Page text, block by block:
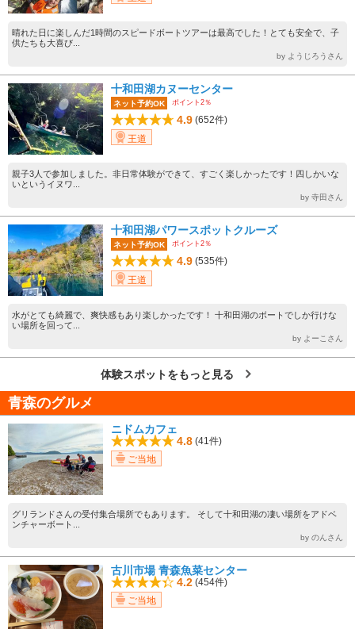
晴れた日に楽しんだ1時間のスピードボートツアーは最高でした！とても安全で、子
供たちも大喜び...
by ようじろうさん
十和田湖カヌーセンター
ネット予約OK ポイント2％
4.9 (652件)
王道
親子3人で参加しました。非日常体験ができて、すごく楽しかったです！四しかいな
いというイヌワ...
by 寺田さん
十和田湖パワースポットクルーズ
ネット予約OK ポイント2％
4.9 (535件)
王道
水がとても綺麗で、爽快感もあり楽しかったです！ 十和田湖のボートでしか行けな
い場所を回って...
by よーこさん
体験スポットをもっと見る
青森のグルメ
ニドムカフェ
4.8 (41件)
ご当地
グリランドさんの受付集合場所でもあります。 そして十和田湖の凄い場所をアドベ
ンチャーボート...
by のんさん
古川市場 青森魚菜センター
4.2 (454件)
ご当地